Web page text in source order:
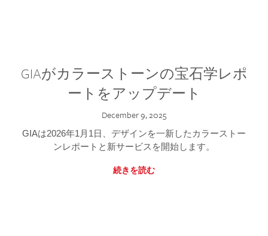
GIAがカラーストーンの宝石学レポ
ートをアップデート
December 9, 2025
GIAは2026年1月1日、デザインを一新したカラーストー
ンレポートと新サービスを開始します。
続きを読む